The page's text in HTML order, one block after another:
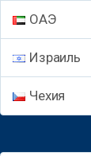
ОАЭ
Израиль
Чехия